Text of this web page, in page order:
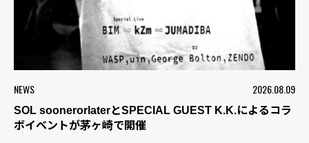
NEWS 2026.08.09
SOL soonerorlaterとSPECIAL GUEST K.K.によるコラ
ボイベントが茅ヶ崎で開催